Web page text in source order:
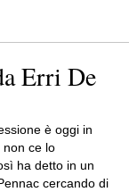
Erri De
è oggi in
non ce lo
ha detto in un
cercando di